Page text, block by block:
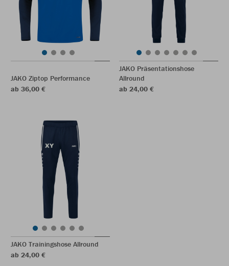
JAKO Ziptop Performance
ab 36,00 €
JAKO Präsentationshose
Allround
ab 24,00 €
JAKO Trainingshose Allround
ab 24,00 €